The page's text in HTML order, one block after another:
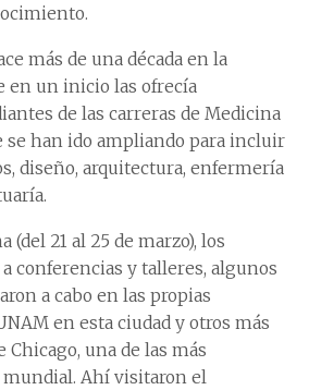
más de una década en la
en un inicio las ofrecía
de las carreras de Medicina
se han ido ampliando para incluir
diseño, arquitectura, enfermería
(del 21 al 25 de marzo), los
conferencias y talleres, algunos
a cabo en las propias
en esta ciudad y otros más
una de las más
Ahí visitaron el